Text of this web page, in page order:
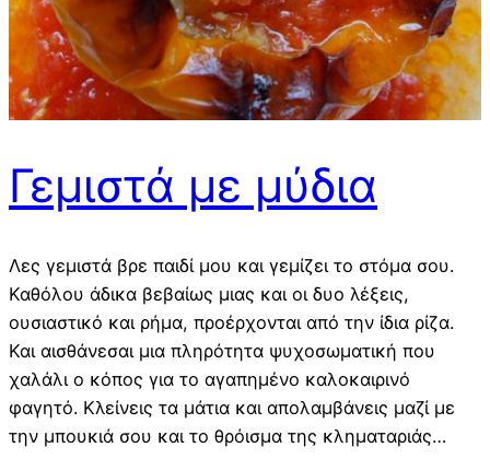
Γεμιστά με μύδια
Λες γεμιστά βρε παιδί μου και γεμίζει το στόμα σου.
Καθόλου άδικα βεβαίως μιας και οι δυο λέξεις,
ουσιαστικό και ρήμα, προέρχονται από την ίδια ρίζα.
Και αισθάνεσαι μια πληρότητα ψυχοσωματική που
χαλάλι ο κόπος για το αγαπημένο καλοκαιρινό
φαγητό. Κλείνεις τα μάτια και απολαμβάνεις μαζί με
την μπουκιά σου και το θρόισμα της κληματαριάς…